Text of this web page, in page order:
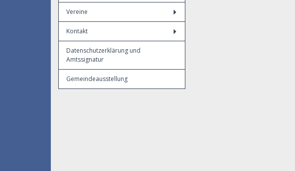
Vereine
Kontakt
Datenschutzerklärung und
Amtssignatur
Gemeindeausstellung